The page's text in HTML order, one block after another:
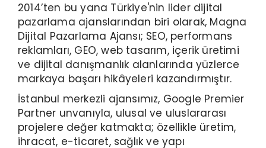
2014’ten bu yana Türkiye'nin lider dijital
pazarlama ajanslarından biri olarak, Magna
Dijital Pazarlama Ajansı; SEO, performans
reklamları, GEO, web tasarım, içerik üretimi
ve dijital danışmanlık alanlarında yüzlerce
markaya başarı hikâyeleri kazandırmıştır.
İstanbul merkezli ajansımız, Google Premier
Partner unvanıyla, ulusal ve uluslararası
projelere değer katmakta; özellikle üretim,
ihracat, e-ticaret, sağlık ve yapı